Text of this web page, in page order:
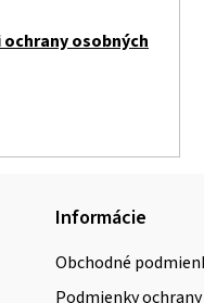
osobných
Informácie
Obchodné
Podmienky